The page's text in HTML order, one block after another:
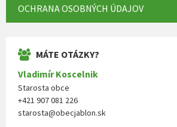
OCHRANA OSOBNÝCH ÚDAJOV
MÁTE OTÁZKY?
Vladimír Koscelnik
Starosta obce
+421 907 081 226
starosta@obecjablon.sk